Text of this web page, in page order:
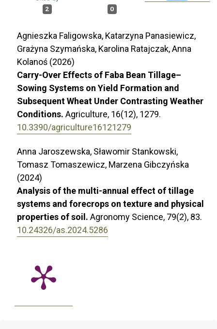
2 0
Agnieszka Faligowska, Katarzyna Panasiewicz,
Grażyna Szymańska, Karolina Ratajczak, Anna
Kolanoś (2026)
Carry-Over Effects of Faba Bean Tillage–
Sowing Systems on Yield Formation and
Subsequent Wheat Under Contrasting Weather
Conditions. Agriculture, 16(12), 1279.
10.3390/agriculture16121279
Anna Jaroszewska, Sławomir Stankowski,
Tomasz Tomaszewicz, Marzena Gibczyńska
(2024)
Analysis of the multi-annual effect of tillage
systems and forecrops on texture and physical
properties of soil. Agronomy Science, 79(2), 83.
10.24326/as.2024.5286